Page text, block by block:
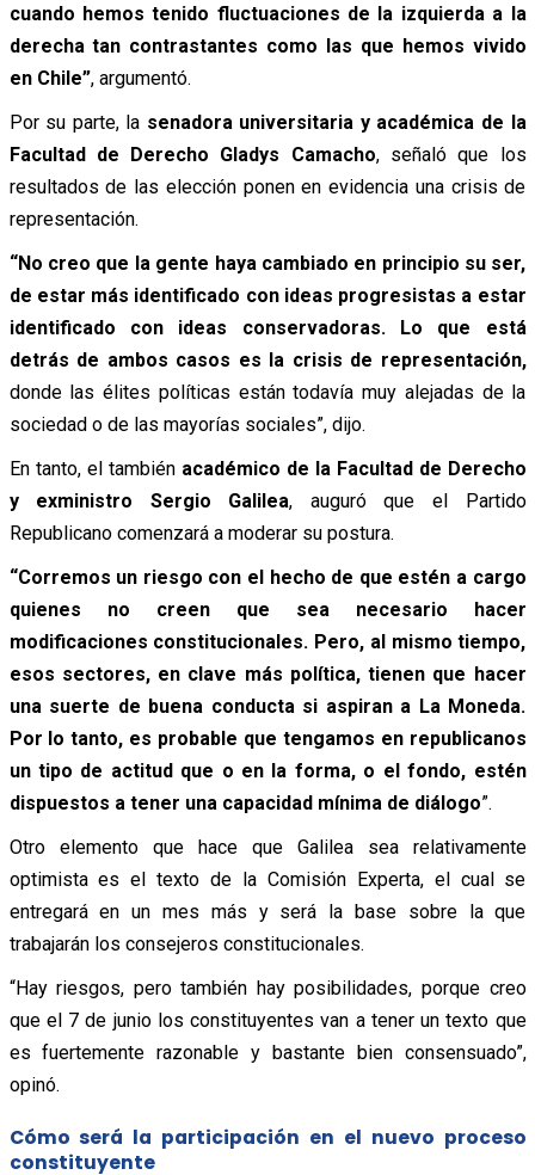
cuando hemos tenido fluctuaciones de la izquierda a la
derecha tan contrastantes como las que hemos vivido
en Chile”, argumentó.
Por su parte, la senadora universitaria y académica de la
Facultad de Derecho Gladys Camacho, señaló que los
resultados de las elección ponen en evidencia una crisis de
representación.
“No creo que la gente haya cambiado en principio su ser,
de estar más identificado con ideas progresistas a estar
identificado con ideas conservadoras. Lo que está
detrás de ambos casos es la crisis de representación,
donde las élites políticas están todavía muy alejadas de la
sociedad o de las mayorías sociales”, dijo.
En tanto, el también académico de la Facultad de Derecho
y exministro Sergio Galilea, auguró que el Partido
Republicano comenzará a moderar su postura.
“Corremos un riesgo con el hecho de que estén a cargo
quienes no creen que sea necesario hacer
modificaciones constitucionales. Pero, al mismo tiempo,
esos sectores, en clave más política, tienen que hacer
una suerte de buena conducta si aspiran a La Moneda.
Por lo tanto, es probable que tengamos en republicanos
un tipo de actitud que o en la forma, o el fondo, estén
dispuestos a tener una capacidad mínima de diálogo”.
Otro elemento que hace que Galilea sea relativamente
optimista es el texto de la Comisión Experta, el cual se
entregará en un mes más y será la base sobre la que
trabajarán los consejeros constitucionales.
“Hay riesgos, pero también hay posibilidades, porque creo
que el 7 de junio los constituyentes van a tener un texto que
es fuertemente razonable y bastante bien consensuado”,
opinó.
Cómo será la participación en el nuevo proceso
constituyente